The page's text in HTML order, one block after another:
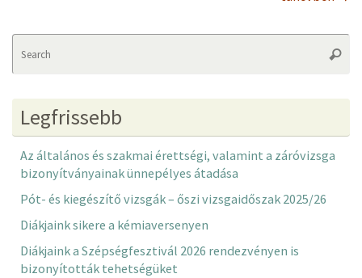
Legfrissebb
Az általános és szakmai érettségi, valamint a záróvizsga
bizonyítványainak ünnepélyes átadása
Pót- és kiegészítő vizsgák – őszi vizsgaidőszak 2025/26
Diákjaink sikere a kémiaversenyen
Diákjaink a Szépségfesztivál 2026 rendezvényen is
bizonyították tehetségüket